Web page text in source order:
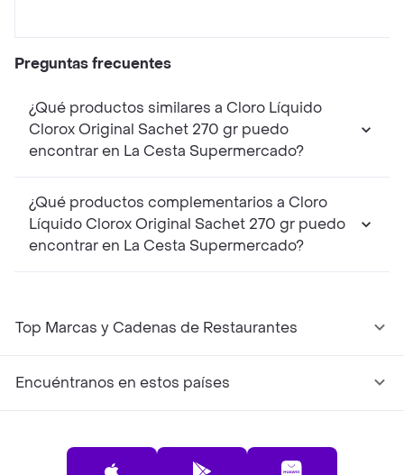
Preguntas frecuentes
¿Qué productos similares a Cloro Líquido
Clorox Original Sachet 270 gr puedo
encontrar en La Cesta Supermercado?
¿Qué productos complementarios a Cloro
Líquido Clorox Original Sachet 270 gr puedo
encontrar en La Cesta Supermercado?
Top Marcas y Cadenas de Restaurantes
Encuéntranos en estos países